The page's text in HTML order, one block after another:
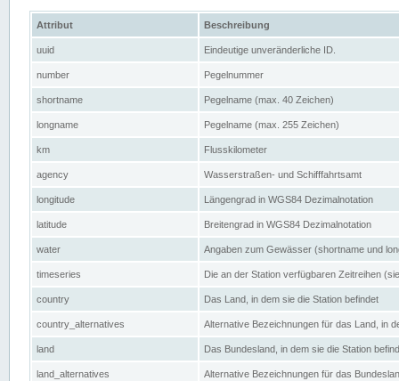
Attribut Beschreibung
uuid Eindeutige unveränderliche ID.
number Pegelnummer
shortname Pegelname (max. 40 Zeichen)
longname Pegelname (max. 255 Zeichen)
km Flusskilometer
agency Wasserstraßen- und Schifffahrtsamt
longitude Längengrad in WGS84 Dezimalnotation
latitude Breitengrad in WGS84 Dezimalnotation
water Angaben zum Gewässer (shortname und
timeseries Die an der Station verfügbaren Zeitreihen
country Das Land, in dem sie die Station befindet
country_alternatives Alternative Bezeichnungen für das Land, in
land Das Bundesland, in dem sie die Station
land_alternatives Alternative Bezeichnungen für das